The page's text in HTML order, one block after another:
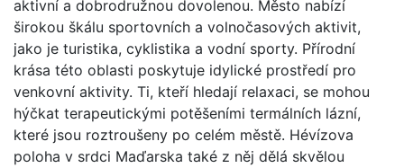
aktivní a dobrodružnou dovolenou. Město nabízí
širokou škálu sportovních a volnočasových aktivit,
jako je turistika, cyklistika a vodní sporty. Přírodní
krása této oblasti poskytuje idylické prostředí pro
venkovní aktivity. Ti, kteří hledají relaxaci, se mohou
hýčkat terapeutickými potěšeními termálních lázní,
které jsou roztroušeny po celém městě. Hévízova
poloha v srdci Maďarska také z něj dělá skvělou